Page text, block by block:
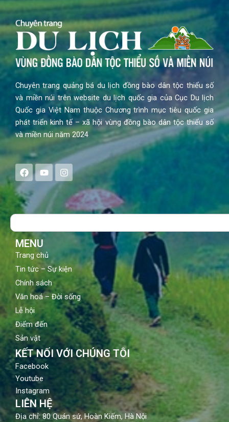
Chuyên trang quảng bá du lịch đồng bào dân tộc thiểu số
và miền núi trên website du lịch quốc gia của Cục Du lịch
Quốc gia Việt Nam thuộc Chương trình mục tiêu quốc gia
phát triển kinh tế – xã hội vùng đồng bào dân tộc thiểu số
và miền núi năm 2024
F
a
e
b
o
Y
o
t
u
b
I
n
s
a
g
Search
MENU
Trang chủ
Tin tức – Sự kiện
Chính sách
Văn hoá – Đời sống
Lễ hội
Điểm đến
Sản vật
KẾT NỐI VỚI CHÚNG TÔI
Facebook
Youtube
Instagram
LIÊN HỆ
Địa chỉ: 80 Quán sứ, Hoàn Kiếm, Hà Nội